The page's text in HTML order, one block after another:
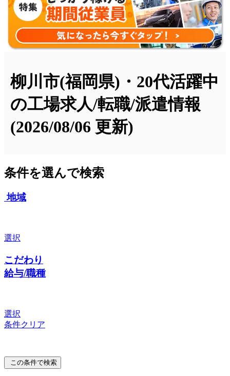
柳川市(福岡県)・20代活躍中
の工場求人/転職/派遣情報
(2026/08/06 更新)
条件を選んで検索
地域
選択
こだわり
給与/職種
選択
条件クリア
この条件で検索